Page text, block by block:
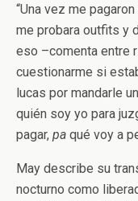
“Una vez me
me probara outfits y
eso –comenta entre
cuestionarme si
lucas por mandarle
quién soy yo para
pagar, pa qué voy a
May describe su
nocturno como